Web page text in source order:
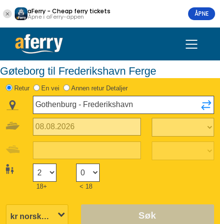
aFerry - Cheap ferry tickets
Åpne i aFerry-appen ÅPNE
Gøteborg til Frederikshavn Ferge
Retur En vei Annen retur Detaljer
18+ < 18
Søk